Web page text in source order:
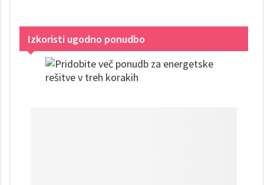
Izkoristi ugodno ponudbo